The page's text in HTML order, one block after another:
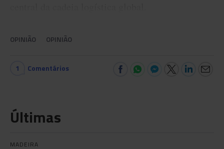
OPINIÃO OPINIÃO
1 Comentários
Últimas
MADEIRA